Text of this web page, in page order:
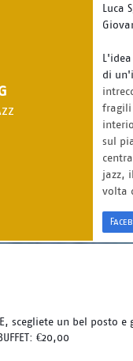
Luca
di
fragili
sul
jazz,
volta
scegliete un bel posto
€20,00